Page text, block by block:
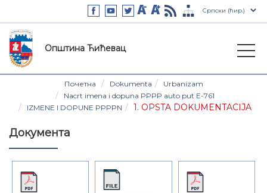
Општина Ћићевац
Почетна Dokumenta
Urbanizam
Nacrt imena i dopuna PPPP auto put E-761
IZMENE I DOPUNE PPPPN
1. OPSTA DOKUMENTACIJA
Документа